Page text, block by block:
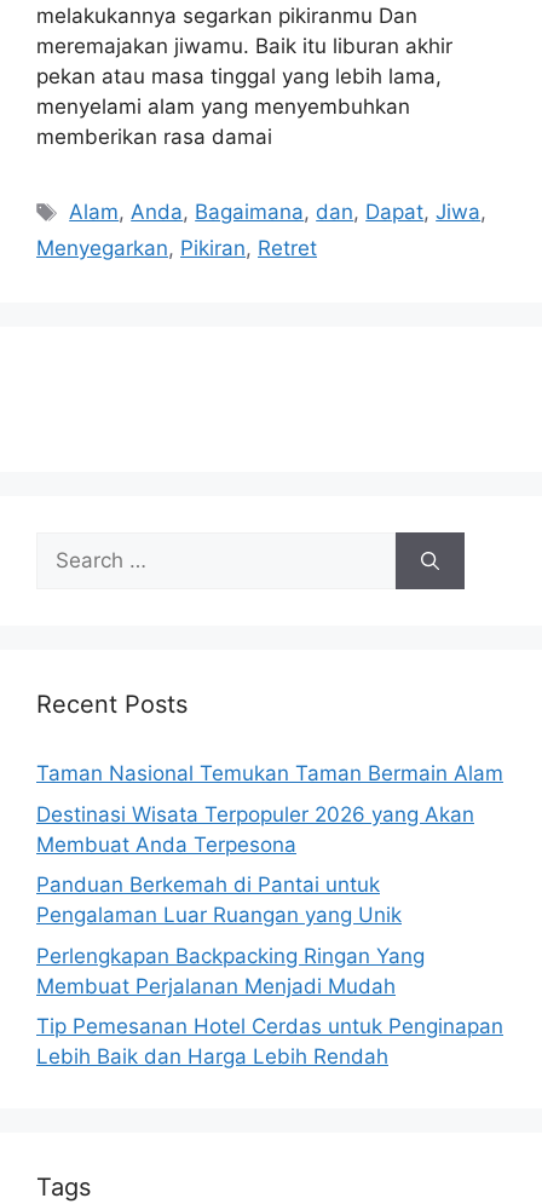
melakukannya segarkan pikiranmu Dan
meremajakan jiwamu. Baik itu liburan akhir
pekan atau masa tinggal yang lebih lama,
menyelami alam yang menyembuhkan
memberikan rasa damai
Tags
Alam,Anda, Bagaimana, dan, Dapat,Jiwa,
Menyegarkan, Pikiran, Retret
Search
for:
Recent Posts
Taman Nasional Temukan Taman Bermain Alam
Destinasi Wisata Terpopuler 2026 yang Akan
Membuat Anda Terpesona
Panduan Berkemah di Pantai untuk
Pengalaman Luar Ruangan yang Unik
Perlengkapan Backpacking Ringan Yang
Membuat Perjalanan Menjadi Mudah
Tip Pemesanan Hotel Cerdas untuk Penginapan
Lebih Baik dan Harga Lebih Rendah
Tags